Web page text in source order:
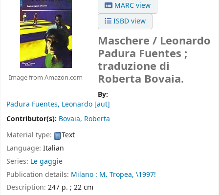
Image from Amazon.com
MARC view
ISBD view
Maschere / Leonardo
Padura Fuentes ;
traduzione di
Roberta Bovaia.
By:
Padura Fuentes, Leonardo [aut]
Contributor(s): Bovaia, Roberta
Material type:
Text
Language: Italian
Series: Le gaggie
Publication details: Milano : M. Tropea, \1997!
Description: 247 p. ; 22 cm